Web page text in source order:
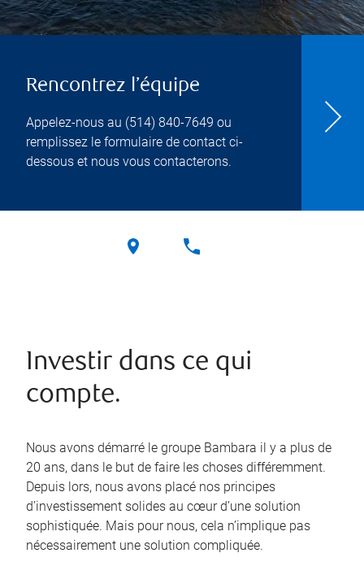
Rencontrez l’équipe
Appelez-nous au (514) 840-7649 ou
remplissez le formulaire de contact ci-
dessous et nous vous contacterons.
Investir dans ce qui
compte.
Nous avons démarré le groupe Bambara il y a plus de
20 ans, dans le but de faire les choses différemment.
Depuis lors, nous avons placé nos principes
d’investissement solides au cœur d’une solution
sophistiquée. Mais pour nous, cela n’implique pas
nécessairement une solution compliquée.